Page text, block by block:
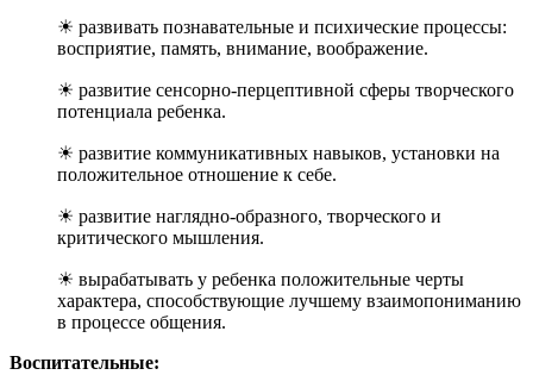
☀ развивать познавательные и психические процессы:
восприятие, память, внимание, воображение.
☀ развитие сенсорно-перцептивной сферы творческого
потенциала ребенка.
☀ развитие коммуникативных навыков, установки на
положительное отношение к себе.
☀ развитие наглядно-образного, творческого и
критического мышления.
☀ вырабатывать у ребенка положительные черты
характера, способствующие лучшему взаимопониманию
в процессе общения.
Воспитательные: